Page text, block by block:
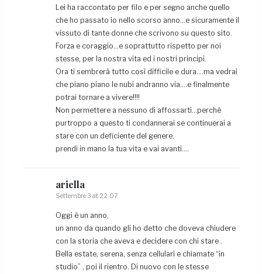
Lei ha raccontato per filo e per segno anche quello
che ho passato io nello scorso anno…e sicuramente il
vissuto di tante donne che scrivono su questo sito.
Forza e coraggio…e soprattutto rispetto per noi
stesse, per la nostra vita ed i nostri principi.
Ora ti sembrerà tutto così difficile e dura….ma vedrai
che piano piano le nubi andranno via….e finalmente
potrai tornare a vivere!!!!
Non permettere a nessuno di affossarti…perchè
purtroppo a questo ti condannerai se continuerai a
stare con un deficiente del genere.
prendi in mano la tua vita e vai avanti….
ariella
Settembre 3 at 22:07
Oggi è un anno,
un anno da quando gli ho detto che doveva chiudere
con la storia che aveva e decidere con chi stare .
Bella estate, serena, senza cellulari e chiamate “in
studio” , poi il rientro. Di nuovo con le stesse